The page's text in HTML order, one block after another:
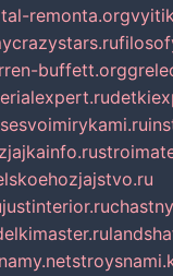
remonta.org
buffett.org
justinterior.ru